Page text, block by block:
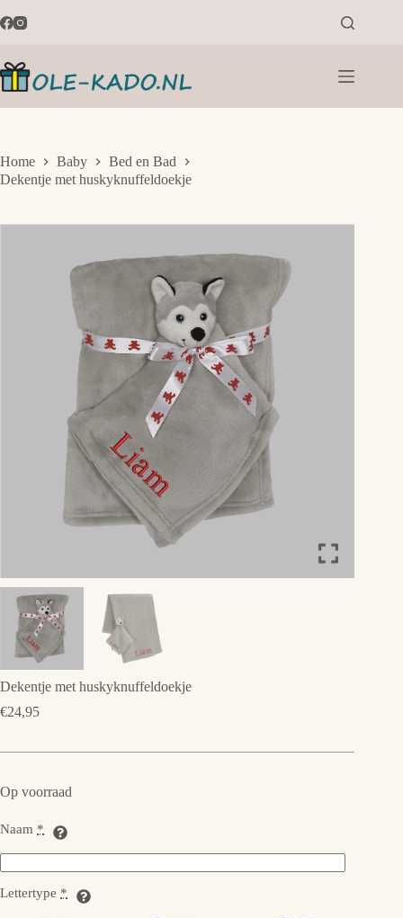
naar
Home Baby
Bed en Bad
Dekentje met huskyknuffeldoekje
Dekentje met huskyknuffeldoekje
€24,95
Op voorraad
Naam *
Lettertype *